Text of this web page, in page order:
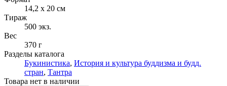
14,2 x 20 см
Тираж
500 экз.
Вес
370 г
Разделы каталога
Букинистика, История и культура буддизма и будд.
стран, Тантра
Товара нет в наличии